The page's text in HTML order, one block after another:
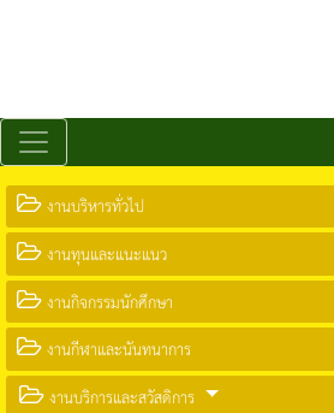
งานบริหารทั่วไป
งานทุนและแนะแนว
งานกิจกรรมนักศึกษา
งานกีฬาและนันทนาการ
งานบริการและสวัสดิการ